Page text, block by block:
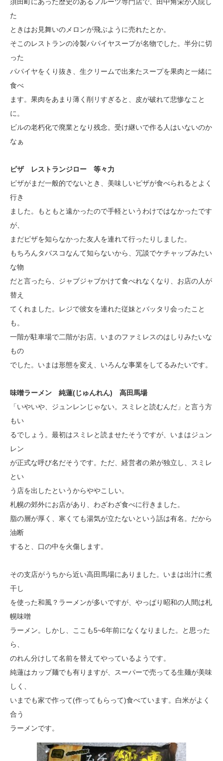
た
ときはお見舞いのメロンが飛ぶように売れたとか。
そこのレストランの冷製パパイヤスープが名物でした。半分に切
った
パパイヤをくり抜き、生クリームで出来たスープを果肉と一緒に
食べ
ます。果肉をあまり薄く削リすぎると、皮が破れて悲惨なこと
に。
ビルの老朽化で廃業となり残念。受け継いで作る人はいないのか
なぁ
ピザ レストランジロー 等々力
ピザがまだ一般的でないとき、美味しいピザが食べられるとよく
行き
ました。もともと遠かったので手軽というわけではなかったです
が、
まだピザを知らなかった友人を連れて行ったりしました。
もちろんタバスコなんて知らないから、冗談でケチャップみたい
な物
だと言ったら、ジャブジャブかけて食べれなくなり、お店の人が
替え
てくれました。レジで彼女を連れた従妹とバッタリ会ったこと
も。
一階が駐車場で二階がお店。いまのファミレスのはしりみたいな
もの
でした。いまは形態を変え、いろんな事業をしてるみたいです。
味噌ラーメン 純蓮(じゅんれん) 高田馬場
「いやいや、ジュンレンじゃない。スミレと読むんだ」と言う方
もい
るでしょう。最初はスミレと読ませたそうですが、いまはジュン
レン
が正式な呼び名だそうです。ただ、経営者の弟が独立し、スミレ
とい
う店を出したというからややこしい。
札幌の郊外にお店があり、わざわざ食べに行きました。
脂の層が厚く、寒くても湯気が立たないという話は有名。だから
油断
すると、口の中を火傷します。
その支店がうちから近い高田馬場にありました。いまは出汁に煮
干し
を使った和風？ラーメンが多いですが、やっぱり昭和の人間は札
幌味噌
ラーメン。しかし、ここも5~6年前になくなりました。と思った
ら、
のれん分けして名前を替えてやっているようです。
純蓮はカップ麺でも有りますが、スーパーで売ってる生麺が美味
しく、
いまでも家で作って(作ってもらって)食べています。白米がよく
合う
ラーメンです。